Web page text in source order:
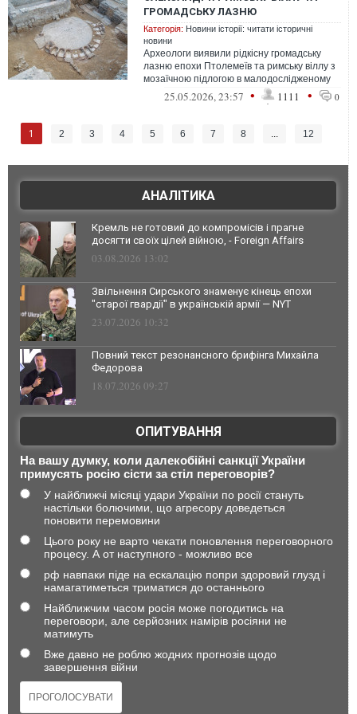
ГРОМАДСЬКУ ЛАЗНЮ
Категорія: Новини історії: читати історичні
новини
Археологи виявили рідкісну громадську
лазню епохи Птолемеїв та римську віллу з
мозаїчною підлогою в малодослідженому
районі Мухаррам-Бек єгипетського ...
25.05.2026, 23:57 • 1111 • 0
1 2 3 4 5 6 7 8 ... 12
АНАЛІТИКА
Кремль не готовий до компромісів і прагне
досягти своїх цілей війною, - Foreign Affairs
03.08.2026 13:02
Звільнення Сирського знаменує кінець епохи
"старої гвардії" в українській армії — NYT
23.07.2026 10:32
Повний текст резонансного брифінга Михайла
Федорова
18.07.2026 09:27
ОПИТУВАННЯ
На вашу думку, коли далекобійні санкції України
примусять росію сісти за стіл переговорів?
У найближчі місяці удари України по росії стануть
настільки болючими, що агресору доведеться
поновити перемовини
Цього року не варто чекати поновлення переговорного
процесу. А от наступного - можливо все
рф навпаки піде на ескалацію попри здоровий глузд і
намагатиметься триматися до останнього
Найближчим часом росія може погодитись на
переговори, але серйозних намірів росіяни не
матимуть
Вже давно не роблю жодних прогнозів щодо
завершення війни